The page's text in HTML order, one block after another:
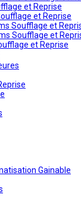
et Reprise
et Reprise
Soufflage et
Soufflage et
et Reprise
Gainable